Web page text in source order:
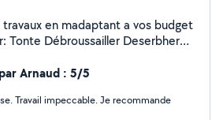
a vos budget
Arnaud : 5/5
Travail impeccable. Je recommande